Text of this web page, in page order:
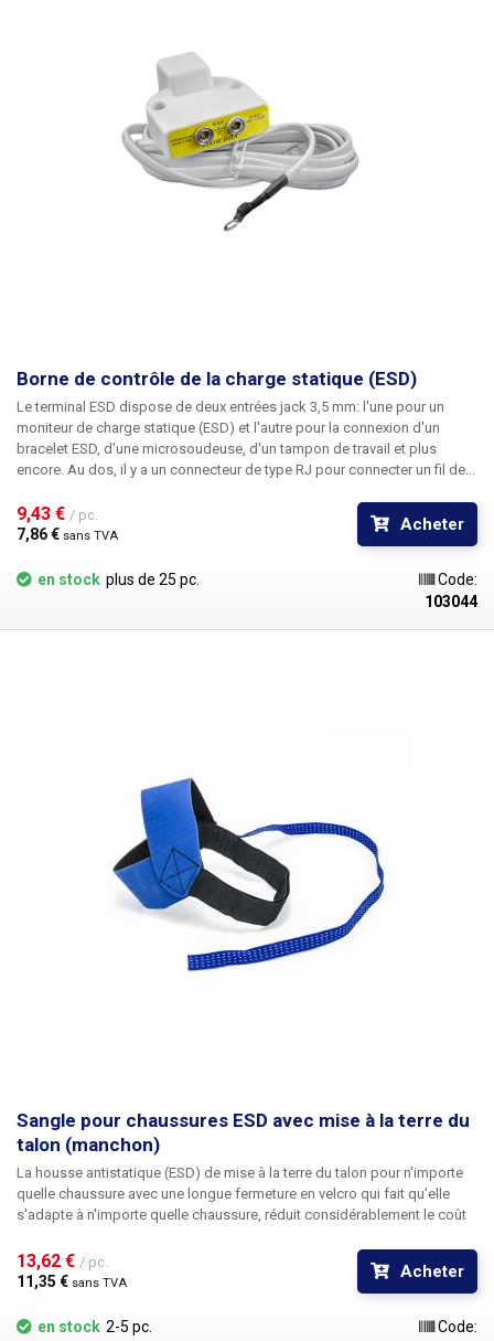
Borne de contrôle de la charge statique (ESD)
Le terminal ESD dispose de deux entrées jack 3,5 mm: l'une pour un
moniteur de charge statique (ESD) et l'autre pour la connexion d'un
bracelet ESD, d'une microsoudeuse, d'un tampon de travail et plus
encore. Au dos, il y a un connecteur de type RJ pour connecter un fil de
comporte deux trous pour le montage sur un établi.
9,43 € / pc.
7,86 € sans TVA
Acheter
en stock plus de 25 pc.
Code:
103044
Sangle pour chaussures ESD avec mise à la terre du
talon (manchon)
La housse antistatique (ESD) de mise à la terre du talon pour n'importe
quelle chaussure avec une longue fermeture en velcro qui fait qu'elle
s'adapte à n'importe quelle chaussure, réduit considérablement le coût
chaussures préférées au lieu de chaussures ESD disgracieuses et
irrégulières. La résistance d'isolation de la couverture du talon est une
norme de 1MΩ. La résistance est cousue entre la botte en caoutchouc et
la bande de mise à la terre. La bande conductrice de mise à la terre de la
13,62 € / pc.
11,35 € sans TVA
Acheter
en stock 2-5 pc.
Code: